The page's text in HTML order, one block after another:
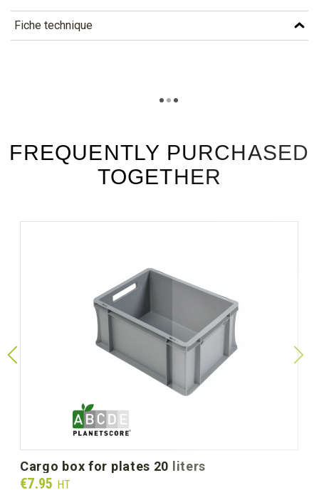
Fiche technique
FREQUENTLY PURCHASED
TOGETHER
cargo box for plates 20 liters
Prix
€7.95 HT